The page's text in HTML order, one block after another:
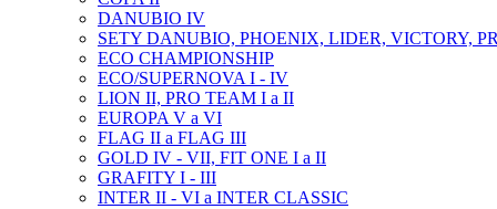
DANUBIO IV
SETY DANUBIO, PHOENIX, LIDER, VICTORY,
ECO CHAMPIONSHIP
ECO/SUPERNOVA I - IV
LION II, PRO TEAM I a II
EUROPA V a VI
FLAG II a FLAG III
GOLD IV - VII, FIT ONE I a II
GRAFITY I - III
INTER II - VI a INTER CLASSIC